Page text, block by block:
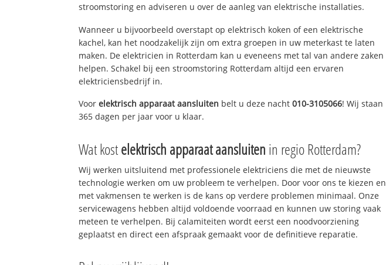
stroomstoring en adviseren u over de aanleg van elektrische installaties.
Wanneer u bijvoorbeeld overstapt op elektrisch koken of een elektrische
kachel, kan het noodzakelijk zijn om extra groepen in uw meterkast te laten
maken. De elektricien in Rotterdam kan u eveneens met tal van andere zaken
helpen. Schakel bij een stroomstoring Rotterdam altijd een ervaren
elektriciensbedrijf in.
Voorelektrisch apparaat aansluiten belt u deze nacht010-3105066! Wij staan
365 dagen per jaar voor u klaar.
Wat kostelektrisch apparaat aansluiten in regio Rotterdam?
Wij werken uitsluitend met professionele elektriciens die met de nieuwste
technologie werken om uw probleem te verhelpen. Door voor ons te kiezen en
met vakmensen te werken is de kans op verdere problemen minimaal. Onze
servicewagens hebben altijd voldoende voorraad en kunnen uw storing vaak
meteen te verhelpen. Bij calamiteiten wordt eerst een noodvoorziening
geplaatst en direct een afspraak gemaakt voor de definitieve reparatie.